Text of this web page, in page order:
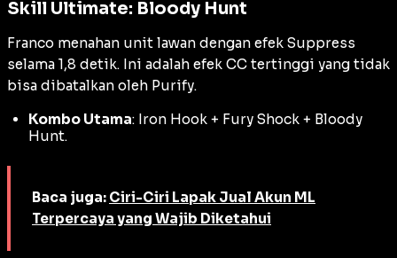
Skill Ultimate: Bloody Hunt
Franco menahan unit lawan dengan efek Suppress
selama 1,8 detik. Ini adalah efek CC tertinggi yang tidak
bisa dibatalkan oleh Purify.
Kombo Utama: Iron Hook + Fury Shock + Bloody
Hunt.
Baca juga: Ciri-Ciri Lapak Jual Akun ML
Terpercaya yang Wajib Diketahui